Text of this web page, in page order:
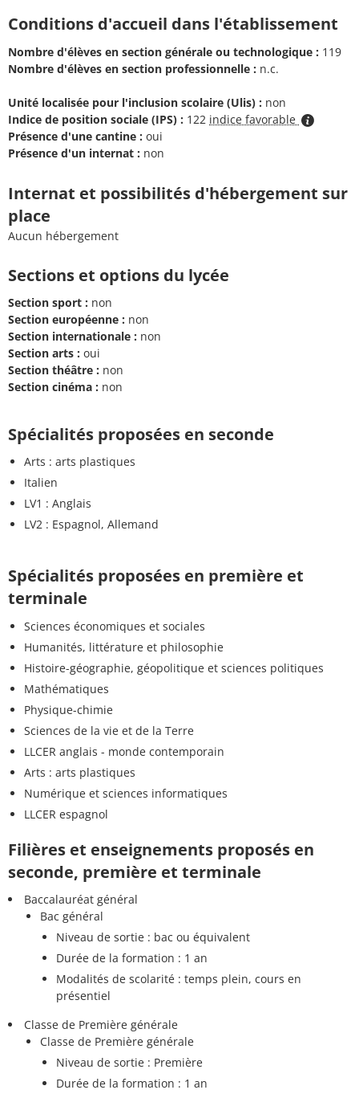
Conditions d'accueil dans l'établissement
Nombre d'élèves en section générale ou technologique : 119
Nombre d'élèves en section professionnelle : n.c.
Unité localisée pour l'inclusion scolaire (Ulis) : non
Indice de position sociale (IPS) : 122 indice favorable
Présence d'une cantine : oui
Présence d'un internat : non
Internat et possibilités d'hébergement sur
place
Aucun hébergement
Sections et options du lycée
Section sport : non
Section européenne : non
Section internationale : non
Section arts : oui
Section théâtre : non
Section cinéma : non
Spécialités proposées en seconde
Arts : arts plastiques
Italien
LV1 : Anglais
LV2 : Espagnol, Allemand
Spécialités proposées en première et
terminale
Sciences économiques et sociales
Humanités, littérature et philosophie
Histoire-géographie, géopolitique et sciences politiques
Mathématiques
Physique-chimie
Sciences de la vie et de la Terre
LLCER anglais - monde contemporain
Arts : arts plastiques
Numérique et sciences informatiques
LLCER espagnol
Filières et enseignements proposés en
seconde, première et terminale
Baccalauréat général
Bac général
Niveau de sortie : bac ou équivalent
Durée de la formation : 1 an
Modalités de scolarité : temps plein, cours en
présentiel
Classe de Première générale
Classe de Première générale
Niveau de sortie : Première
Durée de la formation : 1 an